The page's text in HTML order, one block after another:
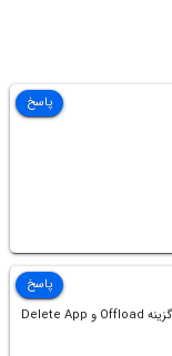
پاسخ
چرا تو قسمت iPhone Storage گزینه Offload و Delete App
پاسخ